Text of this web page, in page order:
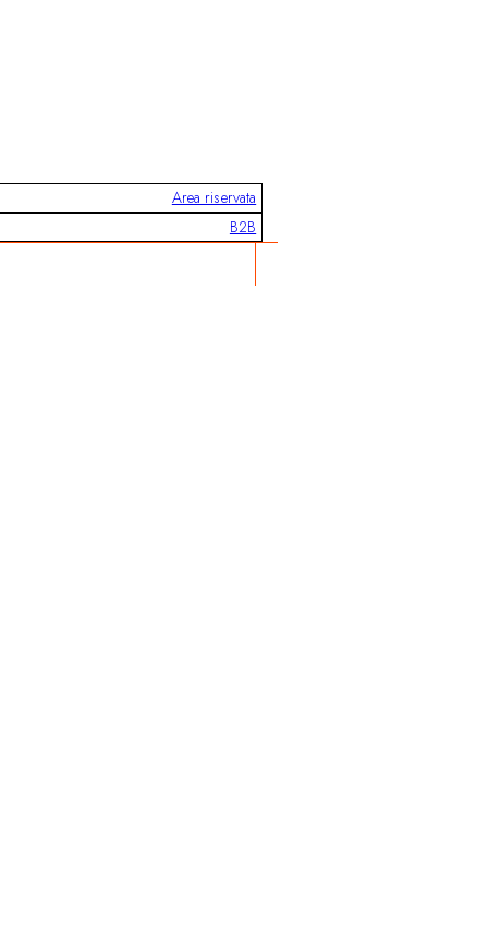
Area riservata
B2B